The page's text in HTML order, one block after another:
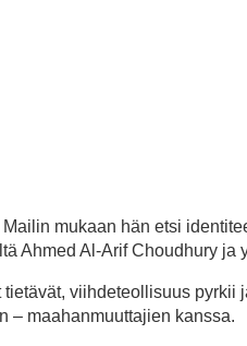
mukaan hän etsi
Ahmed Al-Arif Choudhury ja
viihdeteollisuus pyrkii
– maahanmuuttajien kanssa.